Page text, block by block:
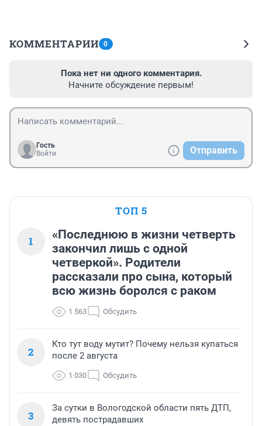
КОММЕНТАРИИ 0
Пока нет ни одного комментария.
Начните обсуждение первым!
Гость
Войти
Отправить
ТОП 5
1
«Последнюю в жизни четверть
закончил лишь с одной
четверкой». Родители
рассказали про сына, который
всю жизнь боролся с раком
1 563 Обсудить
2
Кто тут воду мутит? Почему нельзя купаться
после 2 августа
1 030 Обсудить
3
За сутки в Вологодской области пять ДТП,
девять пострадавших